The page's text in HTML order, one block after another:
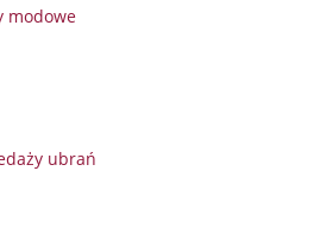
modowe
ubrań